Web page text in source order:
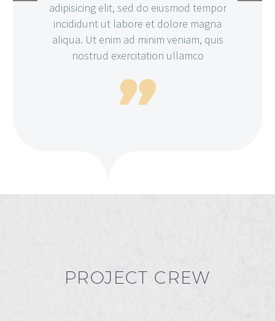
adipisicing elit, sed do eiusmod tempor
incididunt ut labore et dolore magna
aliqua. Ut enim ad minim veniam, quis
nostrud exercitation ullamco
PROJECT CREW